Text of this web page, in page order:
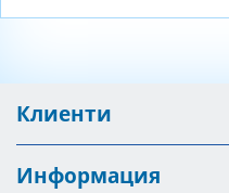
Клиенти
Информация